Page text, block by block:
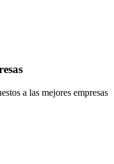
a las mejores empresas